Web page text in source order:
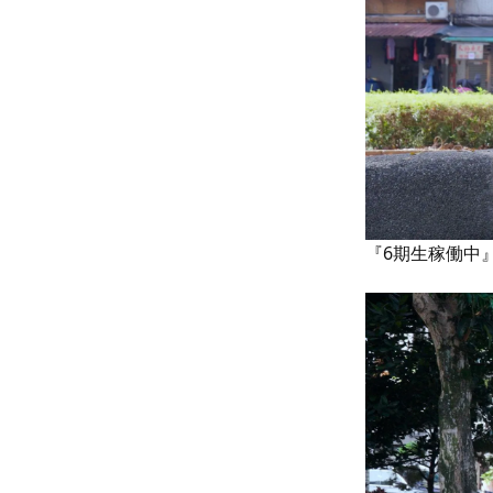
『6期生稼働中